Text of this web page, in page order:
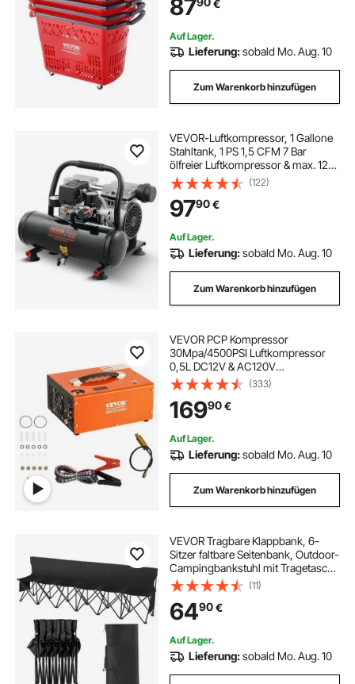
Supermärkte,
Einzelhandelsgeschäfte
87 €
Auf Lager.
Lieferung:sobald Mo. Aug. 10
Zum Warenkorb hinzufügen
VEVOR-Luftkompressor, 1 Gallone
Stahltank, 1 PS 1,5 CFM 7 Bar
ölfreier Luftkompressor & max. 120
PSI Druck, 68 dB ultraleiser
tragbarer Kompressor, für
Autoreparatur, Reifenbefüllung,
Spritzlackierung
(122)
9790€
Auf Lager.
Lieferung:sobald Mo. Aug. 10
Zum Warenkorb hinzufügen
VEVOR PCP Kompressor
30Mpa/4500PSI Luftkompressor
0,5L DC12V & AC120V
Tauchkompressor Luftpump inkl. 8-
mm-Hochdruckschlauchs mit
Schnellkupplung Batterieklemmen
Filterwatte Airgun Gewehr
(333)
16990€
Auf Lager.
Lieferung:sobald Mo. Aug. 10
Zum Warenkorb hinzufügen
VEVOR Tragbare Klappbank, 6-
Sitzer faltbare Seitenbank, Outdoor-
Campingbankstuhl mit Tragetasche
und Rückenlehne,
Mannschaftssport-Seitenbank für
Fußballangeln, kein Zusammenbau
nötig, sofortige Sitzgelegenheit,
schwarz
(11)
6490€
Auf Lager.
Lieferung:sobald Mo. Aug. 10